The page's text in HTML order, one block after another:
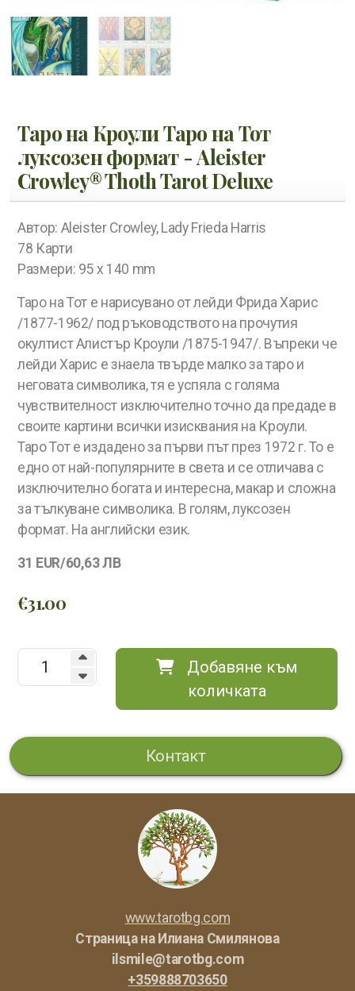
Таро на Кроули Таро на Тот
луксозен формат - Aleister
Crowley® Thoth Tarot Deluxe
Автор: Aleister Crowley, Lady Frieda Harris
78 Карти
Размери: 95 x 140 mm
Таро на Тот е нарисувано от лейди Фрида Харис
/1877-1962/ под ръководството на прочутия
окултист Алистър Кроули /1875-1947/. Въпреки че
лейди Харис е знаела твърде малко за таро и
неговата символика, тя е успяла с голяма
чувствителност изключително точно да предаде в
своите картини всички изисквания на Кроули.
Таро Тот е издадено за първи път през 1972 г. То е
едно от най-популярните в света и се отличава с
изключително богата и интересна, макар и сложна
за тълкуване символика. В голям, луксозен
формат. На английски език.
31 EUR/60,63 ЛВ
€31.00
Добавяне към
количката
Контакт
www.tarotbg.com
Страница на Илиана Смилянова
ilsmile@tarotbg.com
+359888703650